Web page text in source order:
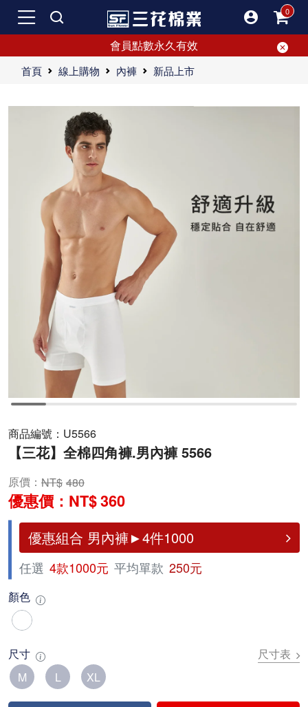
會員點數永久有效
首頁 線上購物 內褲 新品上市
商品編號： U5566
【三花】全棉四角褲.男內褲 5566
原價： 480
優惠價： 360
優惠組合 男內褲►4件1000
任選 4款1000元 平均單款 250元
顏色
尺寸
尺寸表
M
L XL